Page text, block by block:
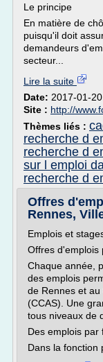
Le principe
En matière de
puisqu'il doit
demandeurs
secteur...
Lire la suite
Date: 2017-01-
Site : http://
Thèmes liés :
recherche d
recherche d
sur l emploi
recherche d
Offres
Rennes,
Emplois et
Offres d'emplois
Chaque année,
des emplois
de Rennes et
(CCAS). Une
tous niveaux de
Des emplois par
Dans la fonction